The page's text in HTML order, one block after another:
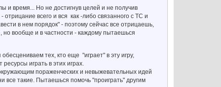
и время... Но не достигнув целей и не получив
всего и вся как -либо связанного с ТС и
в нем порядок" - поэтому сейчас все отрицаешь,
вообще и в частности - каждому пытаешься
тех, кто еще "играет" в эту игру,
играть в этих играх.
пораженческих и невыжевательных идей
все такие. Пытаешься помочь "проиграть" другим